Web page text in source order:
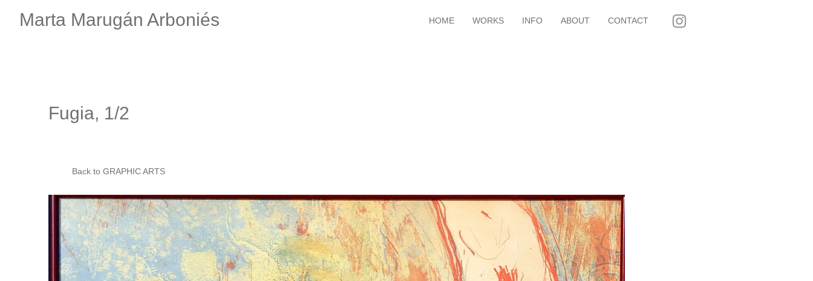
Marta Marugán Arboniés HOME WORKS INFO ABOUT CONTACT
Fugia, 1/2
Back to GRAPHIC ARTS